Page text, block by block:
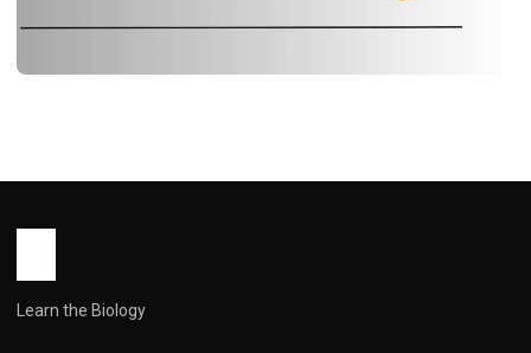
Learn the Biology